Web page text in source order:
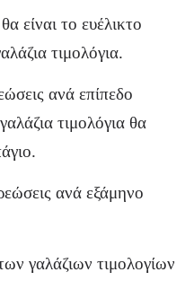
είναι το ευέλικτο
τιμολόγια.
ανά επίπεδο
τιμολόγια θα
ανά εξάμηνο
γαλάζιων τιμολογίων